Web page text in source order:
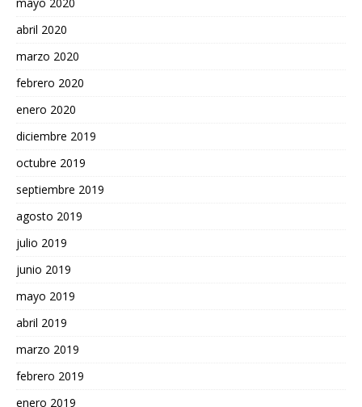
abril 2020
marzo 2020
febrero 2020
enero 2020
diciembre 2019
octubre 2019
septiembre 2019
agosto 2019
julio 2019
junio 2019
mayo 2019
abril 2019
marzo 2019
febrero 2019
enero 2019